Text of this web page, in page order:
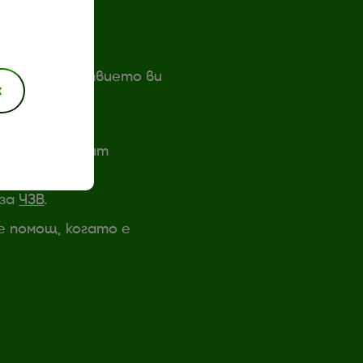
в пътешествието ви
ще ви покажат
ЧЗВ.
помощ, когато е